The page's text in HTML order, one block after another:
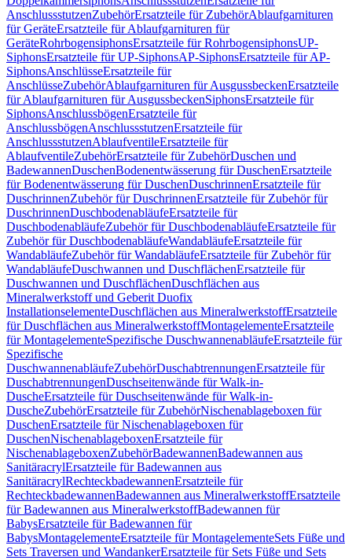
AnschlussstutzenZubehörErsatzteile für ZubehörAblaufgarnituren
für GeräteErsatzteile für Ablaufgarnituren für
GeräteRohrbogensiphonsErsatzteile für RohrbogensiphonsUP-
SiphonsErsatzteile für UP-SiphonsAP-SiphonsErsatzteile für AP-
SiphonsAnschlüsseErsatzteile für
AnschlüsseZubehörAblaufgarnituren für AusgussbeckenErsatzteile
für Ablaufgarnituren für AusgussbeckenSiphonsErsatzteile für
SiphonsAnschlussbögenErsatzteile für
AnschlussbögenAnschlussstutzenErsatzteile für
AnschlussstutzenAblaufventileErsatzteile für
AblaufventileZubehörErsatzteile für ZubehörDuschen und
BadewannenDuschenBodenentwässerung für DuschenErsatzteile
für Bodenentwässerung für DuschenDuschrinnenErsatzteile für
DuschrinnenZubehör für DuschrinnenErsatzteile für Zubehör für
DuschrinnenDuschbodenabläufeErsatzteile für
DuschbodenabläufeZubehör für DuschbodenabläufeErsatzteile für
Zubehör für DuschbodenabläufeWandabläufeErsatzteile für
WandabläufeZubehör für WandabläufeErsatzteile für Zubehör für
WandabläufeDuschwannen und DuschflächenErsatzteile für
Duschwannen und DuschflächenDuschflächen aus
Mineralwerkstoff und Geberit Duofix
InstallationselementeDuschflächen aus MineralwerkstoffErsatzteile
für Duschflächen aus MineralwerkstoffMontagelementeErsatzteile
für MontagelementeSpezifische DuschwannenabläufeErsatzteile für
Spezifische
DuschwannenabläufeZubehörDuschabtrennungenErsatzteile für
DuschabtrennungenDuschseitenwände für Walk-in-
DuscheErsatzteile für Duschseitenwände für Walk-in-
DuscheZubehörErsatzteile für ZubehörNischenablageboxen für
DuschenErsatzteile für Nischenablageboxen für
DuschenNischenablageboxenErsatzteile für
NischenablageboxenZubehörBadewannenBadewannen aus
SanitäracrylErsatzteile für Badewannen aus
SanitäracrylRechteckbadewannenErsatzteile für
RechteckbadewannenBadewannen aus MineralwerkstoffErsatzteile
für Badewannen aus MineralwerkstoffBadewannen für
BabysErsatzteile für Badewannen für
BabysMontagelementeErsatzteile für MontagelementeSets Füße und
Sets Traversen und WandankerErsatzteile für Sets Füße und Sets